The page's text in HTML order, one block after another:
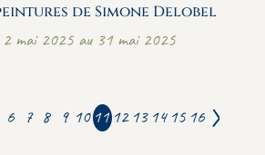
de Simone Delobel
2 mai 2025 au 31 mai 2025
6 7 8 9 1011 12 13 14 15 16